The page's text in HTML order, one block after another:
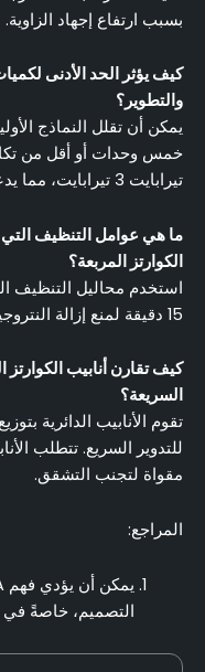
بسبب ارتفاع إجهاد الزاوية.
كيف يؤثر الحد الأدنى
والتطوير؟
يمكن أن تقلل النماذج
تيرابايت 3 تيرابايت، مما يدعم التكرار السريع.
ما هي عوامل التنظيف التي
الكوارتز المربعة؟
15 دقيقة لمنع إزالة النتروجين وتلف السطح.
كيف تقارن أنابيب الكوارتز
السريعة؟
تقوم الأنابيب الدائرية
للتدوير السريع. تتطلب
مقواة لتجنب التشقق.
المراجع:
التصميم، خاصةً في